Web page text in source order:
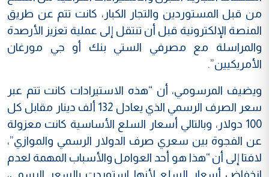
من قبل المستوردين والتجار الكبار، كانت تتم عن طريق
المنصة الإلكترونية قبل أن تنتقل إلى عملية تعزيز الأرصدة
والمراسلة مع مصرفي الستي بنك أو جي مورغان
الأمريكيين”.
ويضيف المرسومي، أن “هذه الاستيرادات كانت تتم عبر
سعر الصرف الرسمي الذي يعادل 132 ألف دينار مقابل كل
100 دولار، وبالتالي أسعار السلع الأساسية كانت معزولة
عن الفجوة بين سعري صرف الدولار الرسمي والموازي”،
لافتا إلى أن “هذا هو أحد العوامل والأسباب المهمة لعدم
انخفاض أسعار السلع لأنها استوردت بالسعر الرسمي،